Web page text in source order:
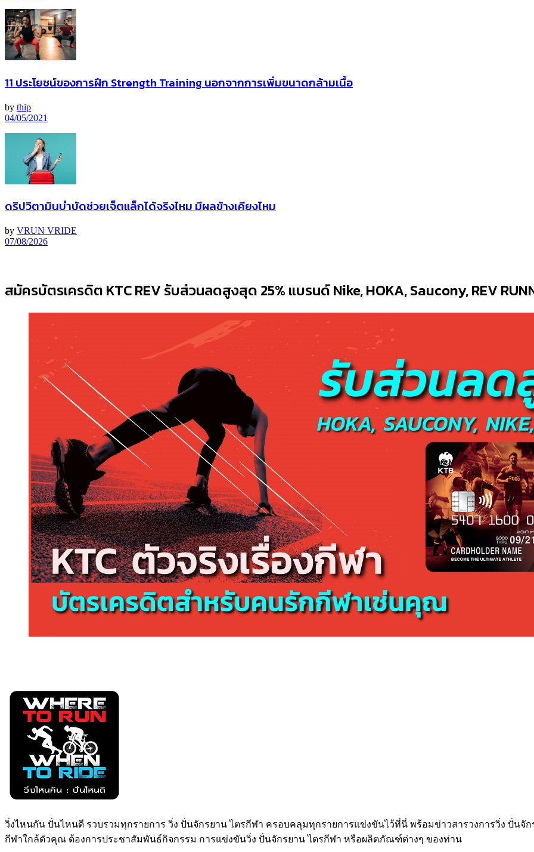
11 ประโยชน์ของการฝึก Strength Training นอกจากการเพิ่มขนาดกล้ามเนื้อ
by thip
04/05/2021
ดริปวิตามินบำบัดช่วยเจ็ตแล็กได้จริงไหม มีผลข้างเคียงไหม
by VRUN VRIDE
07/08/2026
สมัครบัตรเครดิต KTC REV รับส่วนลดสูงสุด 25% แบรนด์ Nike, HOKA, Saucony, REV
วิ่งไหนกัน ปั่นไหนดี รวบรวมทุกรายการ วิ่ง ปั่นจักรยาน ไตรกีฬา ครอบคลุมทุกรายการแข่งขันไว้ที่นี่ พร้อมข่าวสารวงการวิ่ง ปั่นจัก
กีฬาใกล้ตัวคุณ ต้องการประชาสัมพันธ์กิจกรรม การแข่งขันวิ่ง ปั่นจักรยาน ไตรกีฬา หรือผลิตภัณฑ์ต่างๆ ของท่าน